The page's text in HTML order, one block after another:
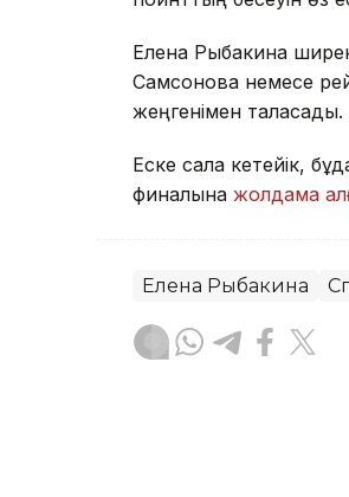
Елена Рыбакина
Самсонова немесе
жеңгенімен таласады.
Еске сала кетейік,
финалына жолдама
Елена Рыбакина